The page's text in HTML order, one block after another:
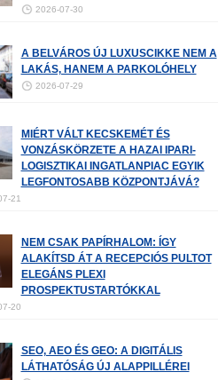
2026-07-30
A BELVÁROS ÚJ LUXUSCIKKE NEM A
LAKÁS, HANEM A PARKOLÓHELY
2026-07-29
MIÉRT VÁLT KECSKEMÉT ÉS
VONZÁSKÖRZETE A HAZAI IPARI-
LOGISZTIKAI INGATLANPIAC EGYIK
LEGFONTOSABB KÖZPONTJÁVÁ?
21
NEM CSAK PAPÍRHALOM: ÍGY
ALAKÍTSD ÁT A RECEPCIÓS PULTOT
ELEGÁNS PLEXI
PROSPEKTUSTARTÓKKAL
20
SEO, AEO ÉS GEO: A DIGITÁLIS
LÁTHATÓSÁG ÚJ ALAPPILLÉREI